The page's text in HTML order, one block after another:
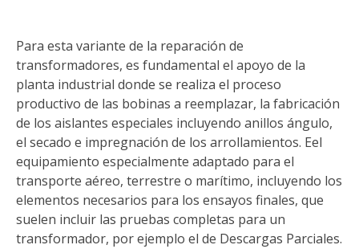
Para esta variante de la reparación de
transformadores, es fundamental el apoyo de la
planta industrial donde se realiza el proceso
productivo de las bobinas a reemplazar, la fabricación
de los aislantes especiales incluyendo anillos ángulo,
el secado e impregnación de los arrollamientos. Eel
equipamiento especialmente adaptado para el
transporte aéreo, terrestre o marítimo, incluyendo los
elementos necesarios para los ensayos finales, que
suelen incluir las pruebas completas para un
transformador, por ejemplo el de Descargas Parciales.